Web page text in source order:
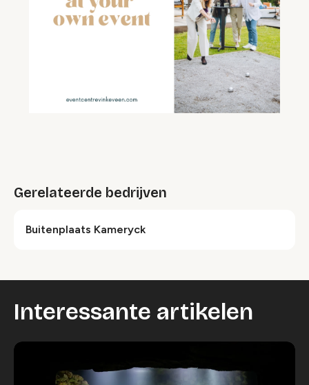
Gerelateerde bedrijven
Buitenplaats Kameryck
Interessante artikelen